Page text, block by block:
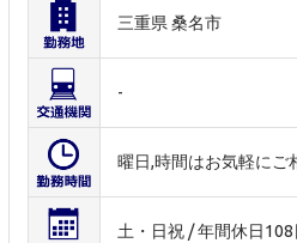
三重県 桑名市
-
曜日,時間はお気軽にご
土・日祝 / 年間休日108